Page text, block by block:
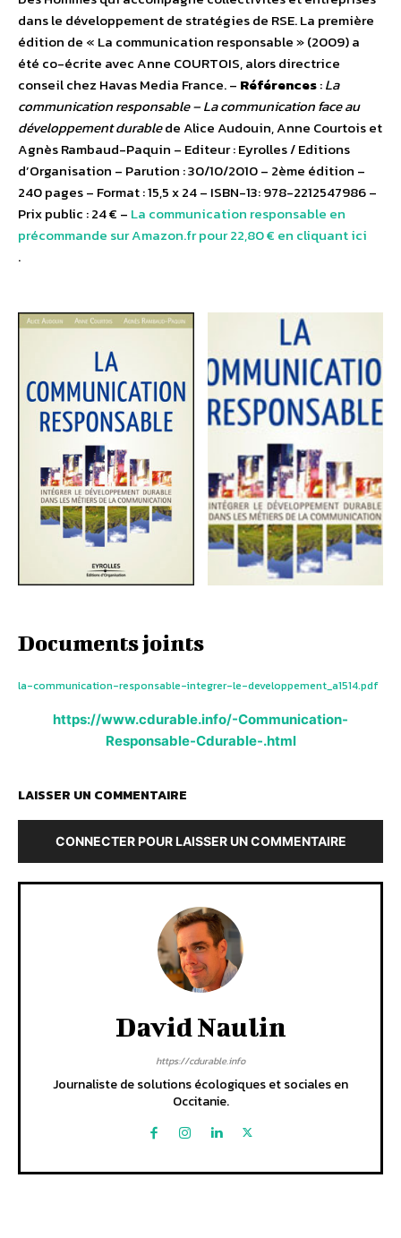
dans le développement de stratégies de RSE. La première
édition de « La communication responsable » (2009) a
été co-écrite avec Anne COURTOIS, alors directrice
conseil chez Havas Media France. – Références:La
communication responsable – La communication face au
développement durablede Alice Audouin, Anne Courtois et
Agnès Rambaud-Paquin – Editeur : Eyrolles / Editions
d’Organisation – Parution : 30/10/2010 – 2ème édition –
240 pages – Format : 15,5 x 24 – ISBN-13: 978-2212547986 –
Prix public : 24 € – La communication responsable en
précommande sur Amazon.fr pour 22,80 € en cliquant ici
.
Documents joints
la-communication-responsable-integrer-le-developpement_a1514.pdf
https://www.cdurable.info/-Communication-
Responsable-Cdurable-.html
LAISSER UN COMMENTAIRE
CONNECTER POUR LAISSER UN COMMENTAIRE
David Naulin
https://cdurable.info
Journaliste de solutions écologiques et sociales en
Occitanie.